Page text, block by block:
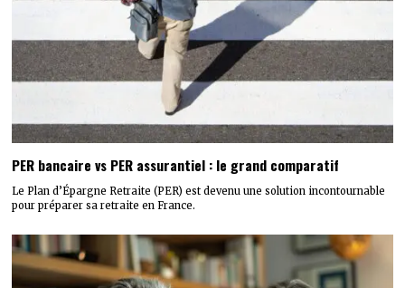
PER bancaire vs PER assurantiel : le grand comparatif
Le Plan d’Épargne Retraite (PER) est devenu une solution incontournable
pour préparer sa retraite en France.